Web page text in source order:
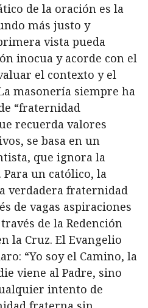
de la oración es la
más justo y
vista pueda
inocua y acorde con el
el contexto y el
masonería siempre ha
“fraternidad
recuerda valores
se basa en un
que ignora la
un católico, la
verdadera fraternidad
de vagas aspiraciones
de la Redención
la Cruz. El Evangelio
“Yo soy el Camino, la
viene al Padre, sino
intento de